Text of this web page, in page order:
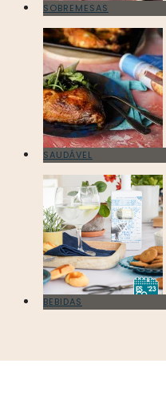
SOBREMESAS
SAUDÁVEL
BEBIDAS